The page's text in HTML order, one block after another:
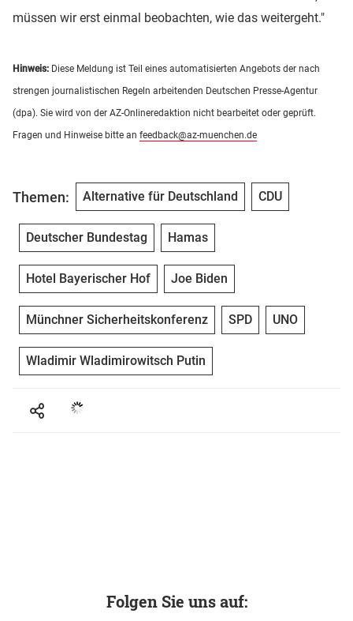
müssen wir erst einmal beobachten, wie das weitergeht."
Hinweis: Diese Meldung ist Teil eines automatisierten Angebots der nach
strengen journalistischen Regeln arbeitenden Deutschen Presse-Agentur
(dpa). Sie wird von der AZ-Onlineredaktion nicht bearbeitet oder geprüft.
Fragen und Hinweise bitte an feedback@az-muenchen.de
Themen: Alternative für Deutschland CDU
Deutscher Bundestag Hamas
Hotel Bayerischer Hof Joe Biden
Münchner Sicherheitskonferenz SPD UNO
Wladimir Wladimirowitsch Putin
Folgen Sie uns auf: